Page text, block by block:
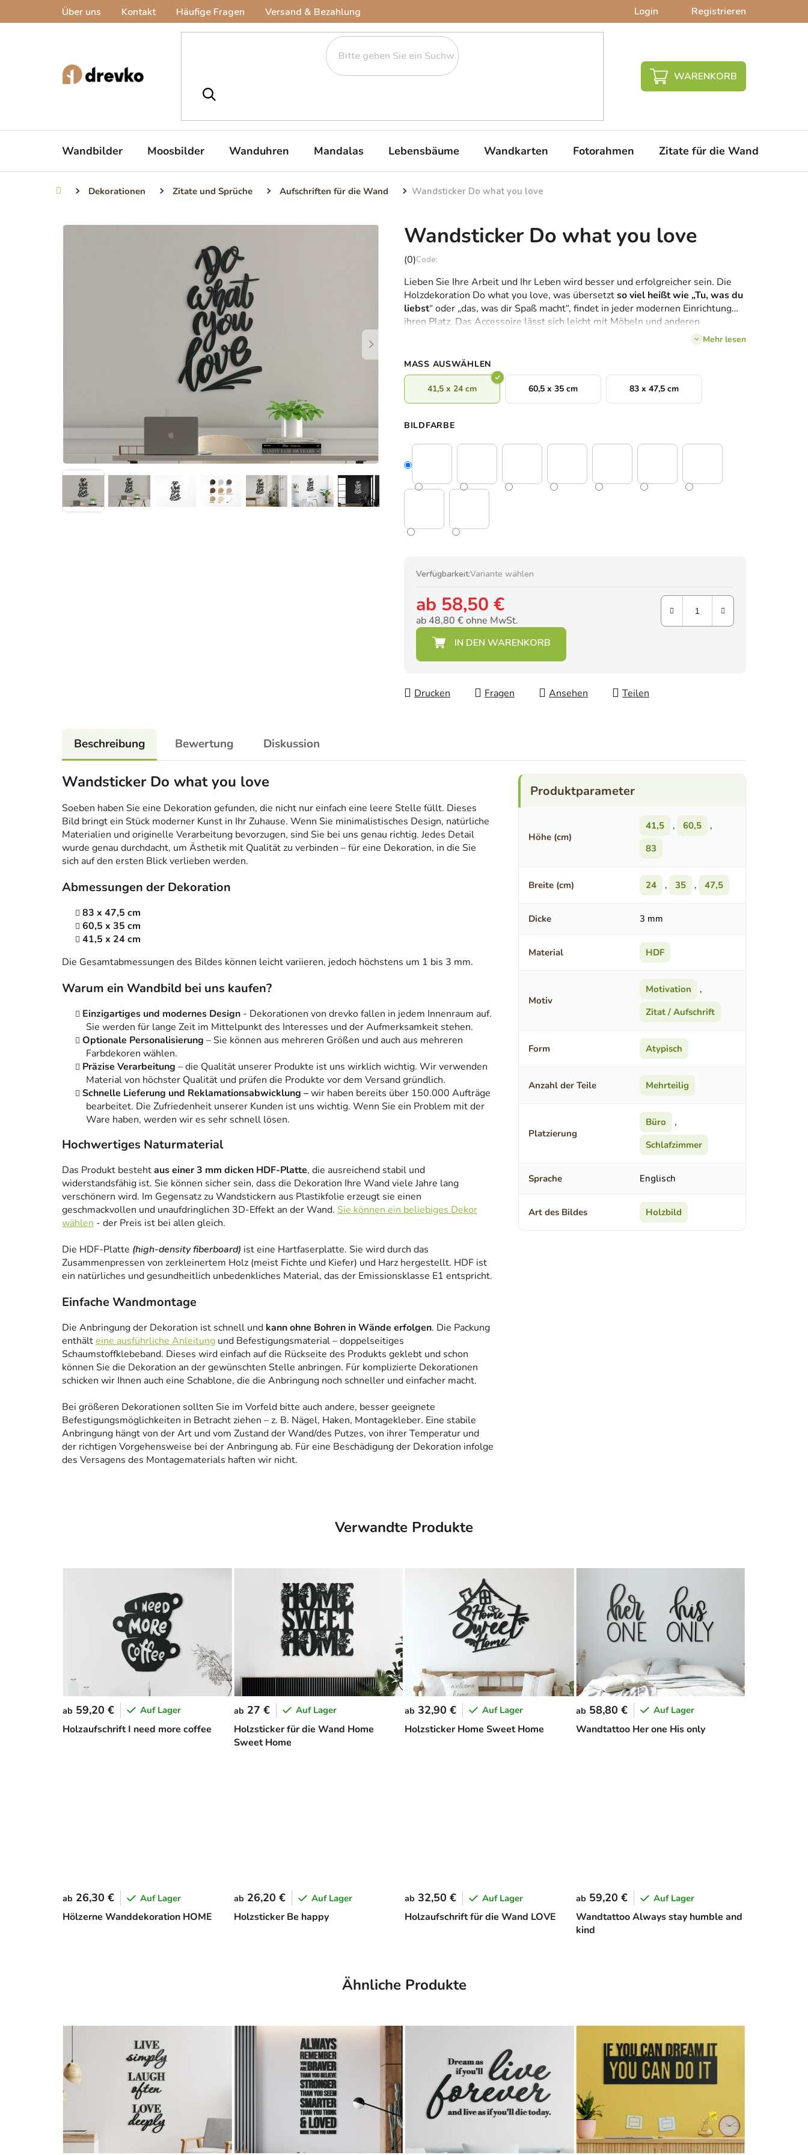
Über uns Kontakt Häufige Fragen Versand & Bezahlung Login Registrieren
WARENKORB
Wandbilder Moosbilder Wanduhren Mandalas Lebensbäume Wandkarten Fotorahmen Zitate für die Wand
StartseiteDekorationen Zitate und Sprüche Aufschriften für die Wand Wandsticker Do what you love
Wandsticker Do what you love
Die
Produktbewertung
ist
0,0
von
(0)
Lieben Sie Ihre Arbeit und Ihr Leben wird besser und erfolgreicher sein. Die
Holzdekoration Do what you love, was übersetztso viel heißt wie „Tu, was du
liebst“ oder „das, was dir Spaß macht“, findet in jeder modernen Einrichtung
ihren Platz. Das Accessoire lässt sich leicht mit Möbeln und anderen
Mehr lesen
MASS AUSWÄHLEN
41,5 x 24 cm 60,5 x 35 cm 83 x 47,5 cm
BILDFARBE
Verfügbarkeit:Variante wählen
ab 58,50 €
ab 48,80 €ohne MwSt.
Verkaufspreis:
Drucken Fragen Ansehen Teilen
Beschreibung Bewertung Diskussion
Wandsticker Do what you love
Soeben haben Sie eine Dekoration gefunden, die nicht nur einfach eine leere Stelle füllt. Dieses
Bild bringt ein Stück moderner Kunst in Ihr Zuhause. Wenn Sie minimalistisches Design, natürliche
Materialien und originelle Verarbeitung bevorzugen, sind Sie bei uns genau richtig. Jedes Detail
wurde genau durchdacht, um Ästhetik mit Qualität zu verbinden – für eine Dekoration, in die Sie
sich auf den ersten Blick verlieben werden.
Abmessungen der Dekoration
83 x 47,5 cm
60,5 x 35 cm
41,5 x 24 cm
Die Gesamtabmessungen des Bildes können leicht variieren, jedoch höchstens um 1 bis 3 mm.
Warum ein Wandbild bei uns kaufen?
Einzigartiges und modernes Design - Dekorationen von drevko fallen in jedem Innenraum auf.
Sie werden für lange Zeit im Mittelpunkt des Interesses und der Aufmerksamkeit stehen.
Optionale Personalisierung – Sie können aus mehreren Größen und auch aus mehreren
Farbdekoren wählen.
Präzise Verarbeitung – die Qualität unserer Produkte ist uns wirklich wichtig. Wir verwenden
Material von höchster Qualität und prüfen die Produkte vor dem Versand gründlich.
Schnelle Lieferung und Reklamationsabwicklung –wir haben bereits über 150.000 Aufträge
bearbeitet. Die Zufriedenheit unserer Kunden ist uns wichtig. Wenn Sie ein Problem mit der
Ware haben, werden wir es sehr schnell lösen.
Hochwertiges Naturmaterial
Das Produkt bestehtaus einer 3 mm dicken HDF-Platte, die ausreichend stabil und
widerstandsfähig ist. Sie können sicher sein, dass die Dekoration Ihre Wand viele Jahre lang
verschönern wird. Im Gegensatz zu Wandstickern aus Plastikfolie erzeugt sie einen
geschmackvollen und unaufdringlichen 3D-Effekt an der Wand. Sie können ein beliebiges Dekor
wählen - der Preis ist bei allen gleich.
Die HDF-Platte (high-density fiberboard) ist eine Hartfaserplatte. Sie wird durch das
Zusammenpressen von zerkleinertem Holz (meist Fichte und Kiefer) und Harz hergestellt. HDF ist
ein natürliches und gesundheitlich unbedenkliches Material, das der Emissionsklasse E1 entspricht.
Einfache Wandmontage
Die Anbringung der Dekoration ist schnell und kann ohne Bohren in Wände erfolgen. Die Packung
enthälteine ausführliche Anleitung und Befestigungsmaterial – doppelseitiges
Schaumstoffklebeband. Dieses wird einfach auf die Rückseite des Produkts geklebt und schon
können Sie die Dekoration an der gewünschten Stelle anbringen. Für komplizierte Dekorationen
schicken wir Ihnen auch eine Schablone, die die Anbringung noch schneller und einfacher macht.
Bei größeren Dekorationen sollten Sie im Vorfeld bitte auch andere, besser geeignete
Befestigungsmöglichkeiten in Betracht ziehen – z. B. Nägel, Haken, Montagekleber. Eine stabile
Anbringung hängt von der Art und vom Zustand der Wand/des Putzes, von ihrer Temperatur und
der richtigen Vorgehensweise bei der Anbringung ab. Für eine Beschädigung der Dekoration infolge
des Versagens des Montagematerials haften wir nicht.
Höhe (cm)
41,5 , 60,5
,
83
Breite (cm) 24 , 35 , 47,5
Dicke 3 mm
Material HDF
Motiv
Motivation
,
Zitat / Aufschrift
Form Atypisch
Anzahl der Teile Mehrteilig
Platzierung
Büro
,
Schlafzimmer
Sprache Englisch
Art des Bildes Holzbild
Verwandte Produkte
Holzaufschrift I need more coffee
ab 59,20 € Auf Lager
Holzsticker für die Wand Home
Sweet Home
ab 27 € Auf Lager
Holzsticker Home Sweet Home
ab 32,90 € Auf Lager
Wandtattoo Her one His only
ab 58,80 € Auf Lager
Hölzerne Wanddekoration HOME
ab 26,30 € Auf Lager
Holzsticker Be happy
ab 26,20 € Auf Lager
Holzaufschrift für die Wand LOVE
ab 32,50 € Auf Lager
Wandtattoo Always stay humble and
kind
ab 59,20 € Auf Lager
Ähnliche Produkte